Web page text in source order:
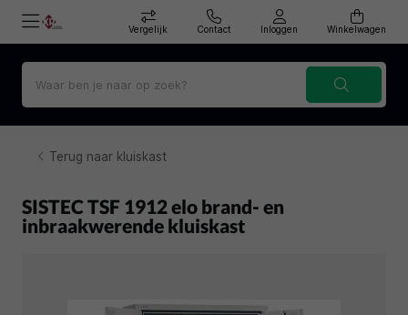
Vergelijk Contact Inloggen Winkelwagen
Terug naar kluiskast
SISTEC TSF 1912 elo brand- en
inbraakwerende kluiskast